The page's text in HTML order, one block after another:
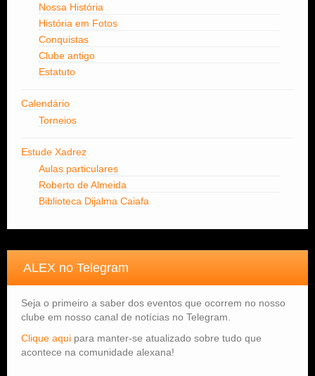
Nossa História
História em Fotos
Conquistas
Clube antigo
Estatuto
Calendário
Torneios
Estude Xadrez
Aulas particulares
Roberto de Almeida
Biblioteca Dijalma Caiafa
ALEX no Telegram
Seja o primeiro a saber dos eventos que ocorrem no nosso
clube em nosso canal de notícias no Telegram.
Clique aqui para manter-se atualizado sobre tudo que
acontece na comunidade alexana!